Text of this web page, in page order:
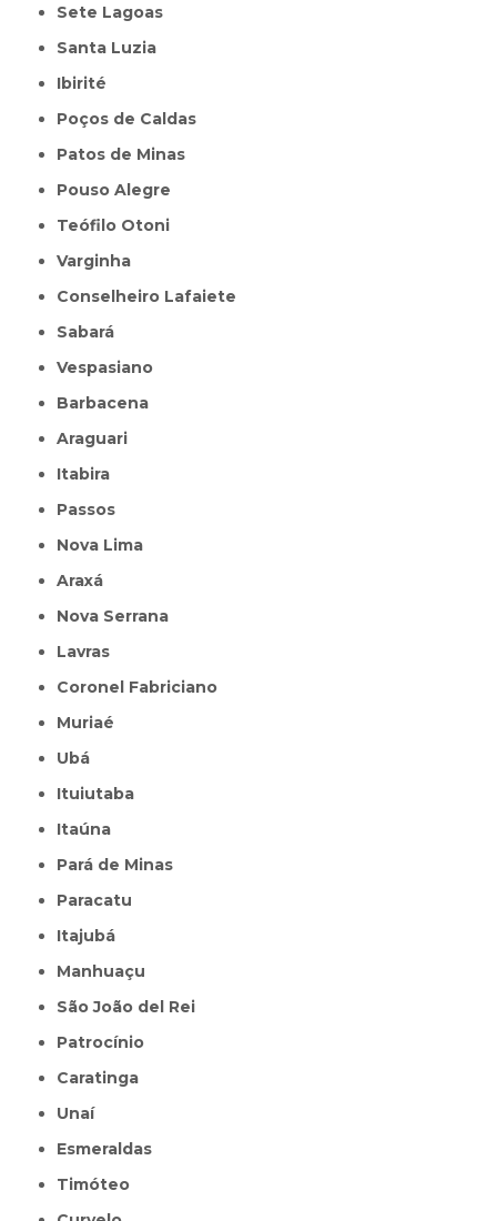
Sete Lagoas
Santa Luzia
Ibirité
Poços de Caldas
Patos de Minas
Pouso Alegre
Teófilo Otoni
Varginha
Conselheiro Lafaiete
Sabará
Vespasiano
Barbacena
Araguari
Itabira
Passos
Nova Lima
Araxá
Nova Serrana
Lavras
Coronel Fabriciano
Muriaé
Ubá
Ituiutaba
Itaúna
Pará de Minas
Paracatu
Itajubá
Manhuaçu
São João del Rei
Patrocínio
Caratinga
Unaí
Esmeraldas
Timóteo